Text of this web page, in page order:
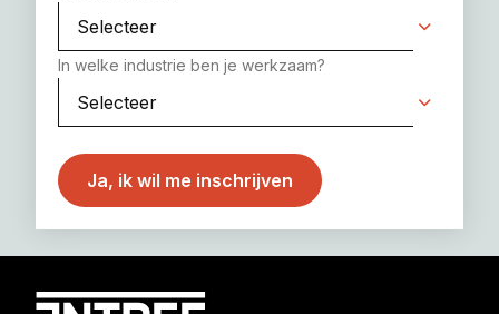
In welke industrie ben je werkzaam?